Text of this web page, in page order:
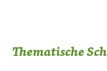
Thematische